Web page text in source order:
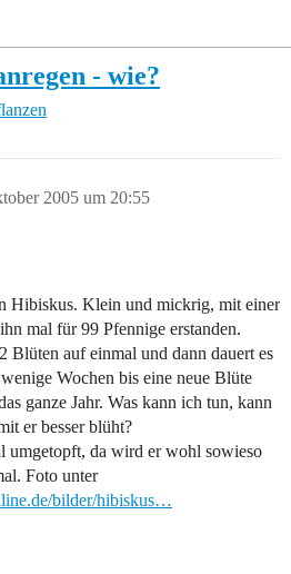
- wie?
2005 um 20:55
Hibiskus. Klein und mickrig, mit einer
mal für 99 Pfennige erstanden.
Blüten auf einmal und dann dauert es
Wochen bis eine neue Blüte
ganze Jahr. Was kann ich tun, kann
er besser blüht?
umgetopft, da wird er wohl sowieso
Foto unter
bilder/hibiskus…